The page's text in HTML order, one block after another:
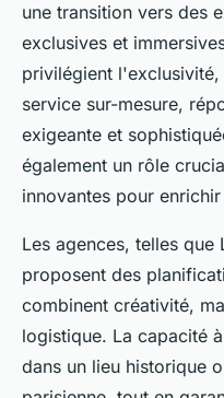
une transition vers des
exclusives et
privilégient
service sur-mesure,
exigeante et
également un rôle
innovantes pour
Les agences, telles que
proposent des
combinent créativité,
logistique. La capacité
dans un lieu historique